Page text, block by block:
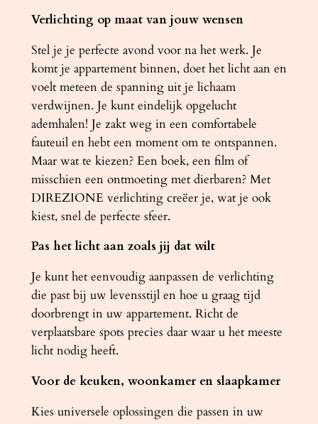
1
z
w
a
r
t
a
a
n
t
a
Verlichting op maat van jouw wensen
Stel je je perfecte avond voor na het werk. Je
komt je appartement binnen, doet het licht aan en
voelt meteen de spanning uit je lichaam
verdwijnen. Je kunt eindelijk opgelucht
ademhalen! Je zakt weg in een comfortabele
fauteuil en hebt een moment om te ontspannen.
Maar wat te kiezen? Een boek, een film of
misschien een ontmoeting met dierbaren? Met
DIREZIONE verlichting creëer je, wat je ook
kiest, snel de perfecte sfeer.
Pas het licht aan zoals jij dat wilt
Je kunt het eenvoudig aanpassen de verlichting
die past bij uw levensstijl en hoe u graag tijd
doorbrengt in uw appartement. Richt de
verplaatsbare spots precies daar waar u het meeste
licht nodig heeft.
Voor de keuken, woonkamer en slaapkamer
Kies universele oplossingen die passen in uw